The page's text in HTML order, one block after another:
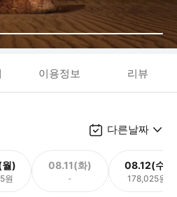
이용정보 리뷰
다른날짜
)
원
08.11(화)
-
08.12(수)
178,025원